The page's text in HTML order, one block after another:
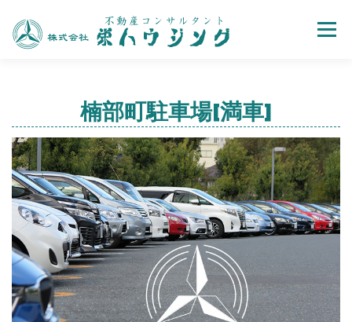
Menu
お問い合わせ ホーム
楠部町駐車場[満車]